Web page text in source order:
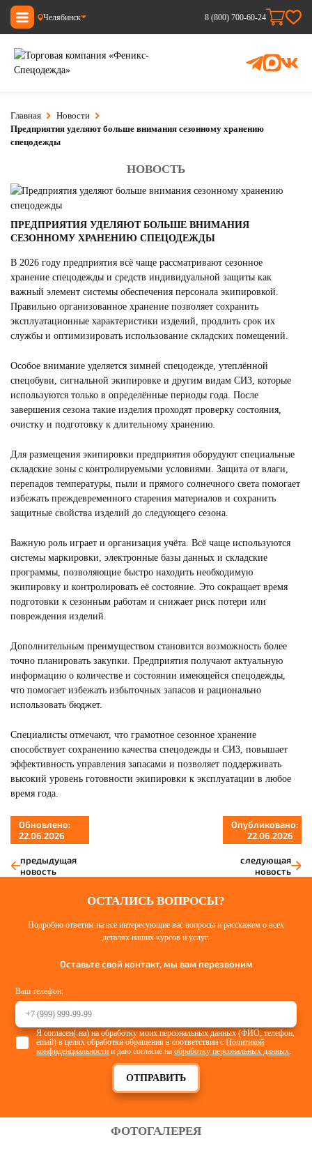
Челябинск 8 (800) 700-60-24
Главная
Новости
Предприятия уделяют больше внимания сезонному хранению
спецодежды
НОВОСТЬ
ПРЕДПРИЯТИЯ УДЕЛЯЮТ БОЛЬШЕ ВНИМАНИЯ
СЕЗОННОМУ ХРАНЕНИЮ СПЕЦОДЕЖДЫ
В 2026 году предприятия всё чаще рассматривают сезонное
хранение спецодежды и средств индивидуальной защиты как
важный элемент системы обеспечения персонала экипировкой.
Правильно организованное хранение позволяет сохранить
эксплуатационные характеристики изделий, продлить срок их
службы и оптимизировать использование складских помещений.
Особое внимание уделяется зимней спецодежде, утеплённой
спецобуви, сигнальной экипировке и другим видам СИЗ, которые
используются только в определённые периоды года. После
завершения сезона такие изделия проходят проверку состояния,
очистку и подготовку к длительному хранению.
Для размещения экипировки предприятия оборудуют специальные
складские зоны с контролируемыми условиями. Защита от влаги,
перепадов температуры, пыли и прямого солнечного света помогает
избежать преждевременного старения материалов и сохранить
защитные свойства изделий до следующего сезона.
Важную роль играет и организация учёта. Всё чаще используются
системы маркировки, электронные базы данных и складские
программы, позволяющие быстро находить необходимую
экипировку и контролировать её состояние. Это сокращает время
подготовки к сезонным работам и снижает риск потери или
повреждения изделий.
Дополнительным преимуществом становится возможность более
точно планировать закупки. Предприятия получают актуальную
информацию о количестве и состоянии имеющейся спецодежды,
что помогает избежать избыточных запасов и рационально
использовать бюджет.
Специалисты отмечают, что грамотное сезонное хранение
способствует сохранению качества спецодежды и СИЗ, повышает
эффективность управления запасами и позволяет поддерживать
высокий уровень готовности экипировки к эксплуатации в любое
время года.
Обновлено:
22.06.2026
Опубликовано:
22.06.2026
предыдущая
новость
следующая
новость
ОСТАЛИСЬ ВОПРОСЫ?
Подробно ответим на все интересующие вас вопросы и расскажем о всех
деталях наших курсов и услуг.
Оставьте свой контакт, мы вам перезвоним
Ваш телефон:
ОТПРАВИТЬ
Я согласен(-на) на обработку моих персональных данных (ФИО, телефон,
email) в целях обработки обращения в соответствии сПолитикой
конфиденциальности и даю согласие наобработку персональных данных.
ФОТОГАЛЕРЕЯ